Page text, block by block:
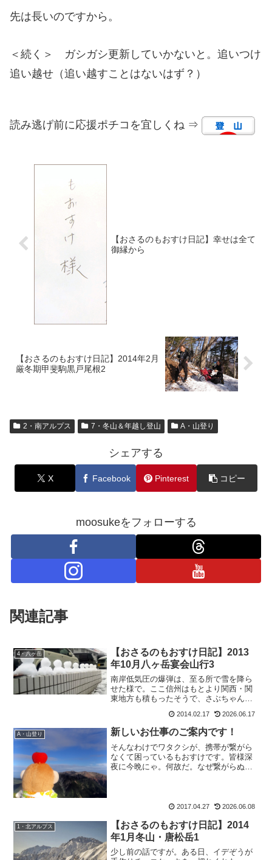
先は長いのですから。
＜続く＞ ガシガシ更新していかないと。追いつけ
追い越せ（追い越すことはないはず？）
読み逃げ前に応援ポチコを宜しくね ⇒
【おさるのもおすけ日記】幸せは全て
御縁から
【おさるのもおすけ日記】2014年2月
厳冬期甲斐駒黒戸尾根2
2・南アルプス 7・冬山＆年越し登山 A・山登り
シェアする
X Facebook Pinterest コピー
moosukeをフォローする
関連記事
4・八ヶ岳
【おさるのもおすけ日記】2013
年10月八ヶ岳宴会山行3
南岸低気圧の爆弾は、至る所で雪を降ら
せた様で。ここ信州はもとより関西・関
東地方も積もったそうで、さぶちゃんか
チパニックだよー。』まあ除雪車が少な
い関東ならそうでしょう。一緒に、こん
な写真まで。うわ、これも...
2014.02.17 2026.06.17
A・山登り 新しいお仕事のご案内です！
そんなわけでワタクシが、携帯が繋がら
なくて困っているもおすけです。皆様深
夜に今晩にゃ。何故だ。なぜ繋がらぬ。
不在通知が届いている...
2017.04.27 2026.06.08
1・北アルプス
【おさるのもおすけ日記】2014
年1月冬山・唐松岳1
少し前の話ですが。ある日、イデぞうが